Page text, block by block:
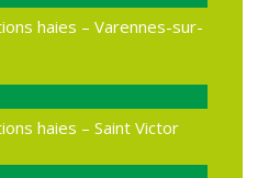
haies – Varennes-sur-
haies – Saint Victor